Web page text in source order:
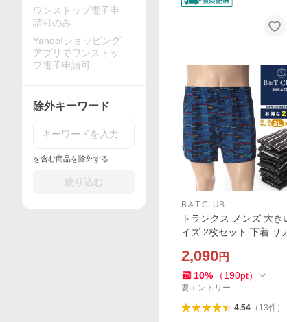
B＆T CLUB
トランクス メンズ 大き
イズ 2枚セット 下着 サ
ズ下着 通年肌着 ビッグ
L 5L 6L 7L 8L INALL B＆
LUB
2,090円
10% （190pt）
要エントリー
4.54（ 13件）
ワンストップ電子申
請可のみ
Yahoo!ショッピング
アプリでワンストッ
プ電子申請可
除外キーワード
を含む商品を除外する
絞り込む